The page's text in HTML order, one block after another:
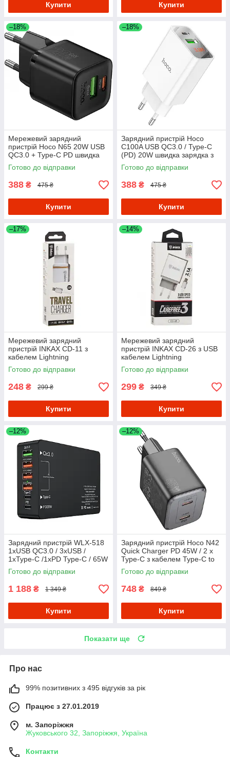
Купити Купити
–18%
Мережевий зарядний
пристрій Hoco N65 20W USB
QC3.0 + Type-C PD швидка
зарядка - Black
Готово до відправки
388 ₴ 475 ₴
Купити
–18%
Зарядний пристрій Hoco
C100A USB QC3.0 / Type-C
(PD) 20W швидка зарядка з
дисплеєм - White
Готово до відправки
388 ₴ 475 ₴
Купити
–17%
Мережевий зарядний
пристрій INKAX CD-11 з
кабелем Lightning
Готово до відправки
248 ₴ 299 ₴
Купити
–14%
Мережевий зарядний
пристрій INKAX CD-26 з USB
кабелем Lightning
Готово до відправки
299 ₴ 349 ₴
Купити
–12%
Зарядний пристрій WLX-518
1xUSB QC3.0 / 3xUSB /
1xType-C /1xPD Type-C / 65W
(Max)
Готово до відправки
1 188 ₴ 1 349 ₴
Купити
–12%
Зарядний пристрій Hoco N42
Quick Charger PD 45W / 2 х
Type-C з кабелем Type-C to
Type-C - Black
Готово до відправки
748 ₴ 849 ₴
Купити
Показати ще
Про нас
99% позитивних з 495 відгуків за рік
Працює з 27.01.2019
м. Запоріжжя
Жуковського 32, Запоріжжя, Україна
Контакти